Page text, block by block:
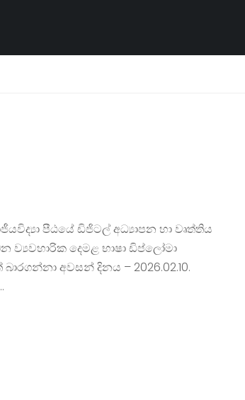
පීඨයේ ඩිජිටල් අධ්‍යාපන හා වෘත්තිය
ව්‍යවහාරික දෙමළ භාෂා ඩිප්ලෝමා
බාරගන්නා අවසන් දිනය – 2026.02.10.